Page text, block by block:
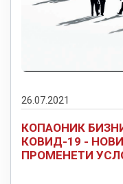
26.07.2021
КОПАОНИК
КОВИД-19 -
ПРОМЕНЕТИ